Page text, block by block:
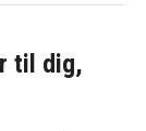
til dig,